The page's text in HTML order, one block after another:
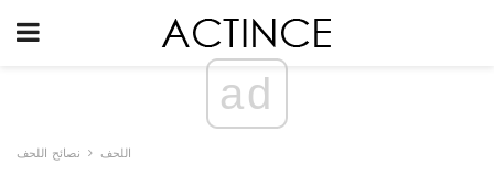
ad
اللحف نصائح اللحف